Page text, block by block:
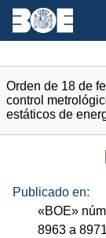
Orden de 18 de
control
estáticos de
Publicado en:
«BOE»
8963 a